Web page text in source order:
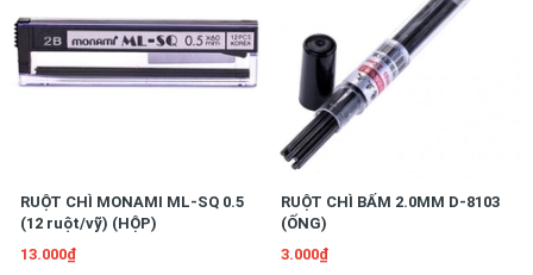
RUỘT CHÌ MONAMI ML-SQ 0.5
(12 ruột/vỹ) (HỘP)
13.000₫
RUỘT CHÌ BẤM 2.0MM D-8103
(ỐNG)
3.000₫